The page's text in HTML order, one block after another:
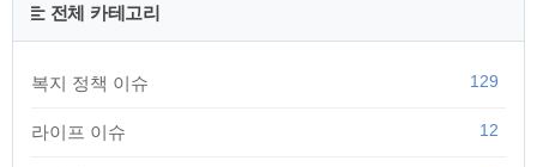
전체 카테고리
복지 정책 이슈 129
라이프 이슈 12